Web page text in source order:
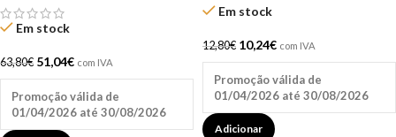
Condicionador + Máscara +
Loção Capilar+ Finalizador
Em stock
63,80€ 51,04€ com IVA
Promoção válida de
01/04/2026 até 30/08/2026
Em stock
12,80€ 10,24€ com IVA
Promoção válida de
01/04/2026 até 30/08/2026
Adicionar